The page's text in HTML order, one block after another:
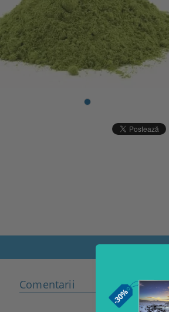
Comentarii